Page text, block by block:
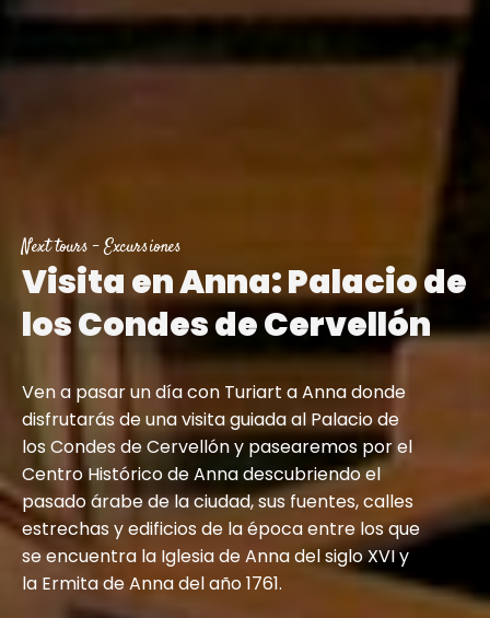
Next tours -Excursiones
Visita en Anna: Palacio de
los Condes de Cervellón
Ven a pasar un día con Turiart a Anna donde
disfrutarás de una visita guiada al Palacio de
los Condes de Cervellón y pasearemos por el
Centro Histórico de Anna descubriendo el
pasado árabe de la ciudad, sus fuentes, calles
estrechas y edificios de la época entre los que
se encuentra la Iglesia de Anna del siglo XVI y
la Ermita de Anna del año 1761.